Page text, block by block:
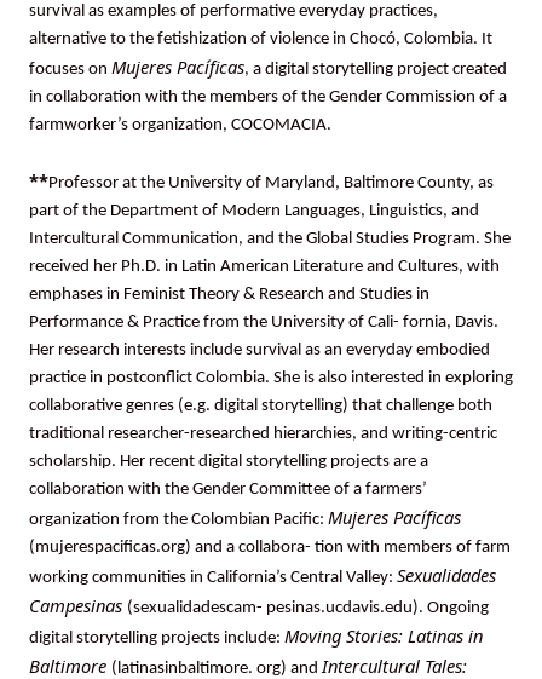
survival as examples of performative everyday practices,
alternative to the fetishization of violence in Chocó, Colombia. It
focuses on Mujeres Pacíficas, a digital storytelling project created
in collaboration with the members of the Gender Commission of a
farmworker’s organization, COCOMACIA.
**Professor at the University of Maryland, Baltimore County, as
part of the Department of Modern Languages, Linguistics, and
Intercultural Communication, and the Global Studies Program. She
received her Ph.D. in Latin American Literature and Cultures, with
emphases in Feminist Theory & Research and Studies in
Performance & Practice from the University of Cali- fornia, Davis.
Her research interests include survival as an everyday embodied
practice in postconflict Colombia. She is also interested in exploring
collaborative genres (e.g. digital storytelling) that challenge both
traditional researcher-researched hierarchies, and writing-centric
scholarship. Her recent digital storytelling projects are a
collaboration with the Gender Committee of a farmers’
organization from the Colombian Pacific: Mujeres Pacíficas
(mujerespacificas.org) and a collabora- tion with members of farm
working communities in California’s Central Valley: Sexualidades
Campesinas (sexualidadescam- pesinas.ucdavis.edu). Ongoing
digital storytelling projects include: Moving Stories: Latinas in
Baltimore (latinasinbaltimore. org) andIntercultural Tales: